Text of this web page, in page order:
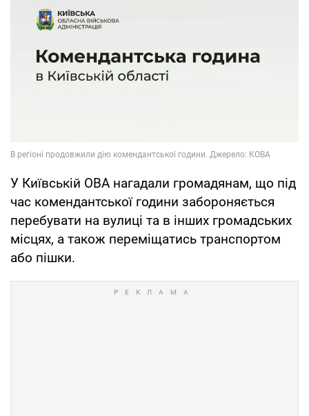
У Київській ОВА нагадали громадянам, що під
час комендантської години забороняється
перебувати на вулиці та в інших громадських
місцях, а також переміщатись транспортом
або пішки.